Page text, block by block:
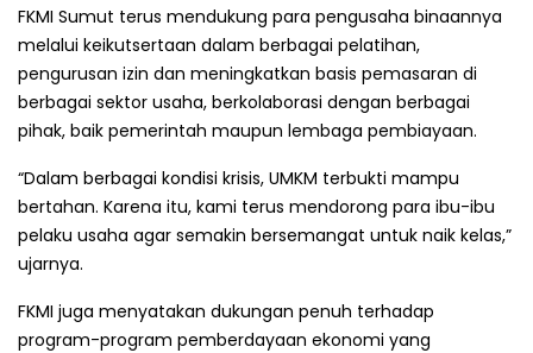
FKMI Sumut terus mendukung para pengusaha binaannya
melalui keikutsertaan dalam berbagai pelatihan,
pengurusan izin dan meningkatkan basis pemasaran di
berbagai sektor usaha, berkolaborasi dengan berbagai
pihak, baik pemerintah maupun lembaga pembiayaan.
“Dalam berbagai kondisi krisis, UMKM terbukti mampu
bertahan. Karena itu, kami terus mendorong para ibu-ibu
pelaku usaha agar semakin bersemangat untuk naik kelas,”
ujarnya.
FKMI juga menyatakan dukungan penuh terhadap
program-program pemberdayaan ekonomi yang